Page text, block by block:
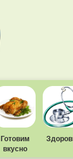
Готовим
вкусно